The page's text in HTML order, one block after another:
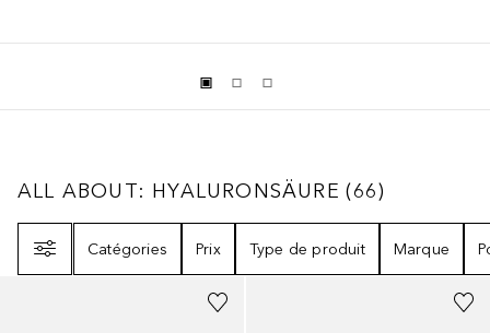
ALL ABOUT: HYALURONSÄURE66
ALL ABOUT: HYALURONSÄURE (66)
Catégories
Prix Type de produit Marque